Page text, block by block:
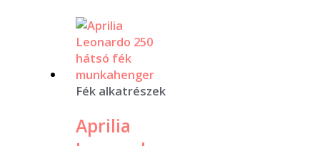
Fék alkatrészek
Aprilia